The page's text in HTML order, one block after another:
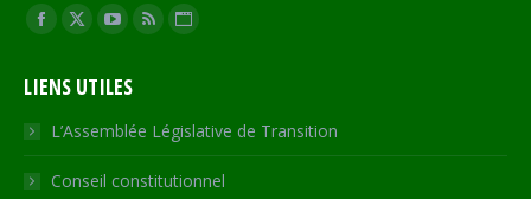
Trouvez nous sur :
Facebook
opens
in
new
window
X
opens
in
new
window
YouTube
opens
in
new
window
RSS
in
new
window
Site
opens
in
new
LIENS UTILES
L’Assemblée Législative de Transition
Conseil constitutionnel